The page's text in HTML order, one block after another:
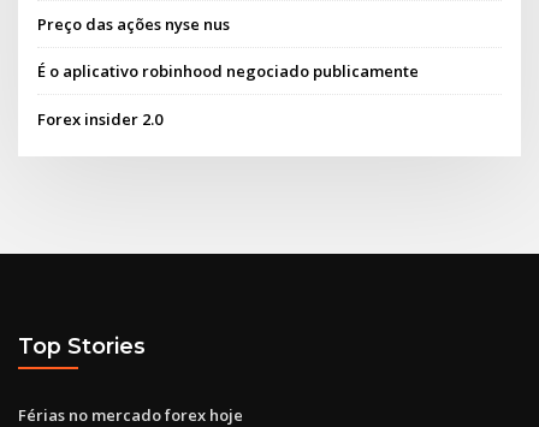
Preço das ações nyse nus
É o aplicativo robinhood negociado publicamente
Forex insider 2.0
Top Stories
Férias no mercado forex hoje